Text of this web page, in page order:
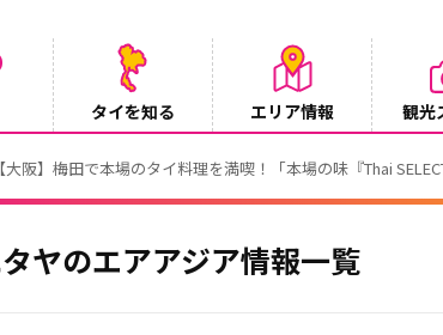
タイを知る エリア情報 観光
【テレビ】NHK『世界ふれあい街歩き』でタイ・プーケットが
ヤのエアアジア情報一覧